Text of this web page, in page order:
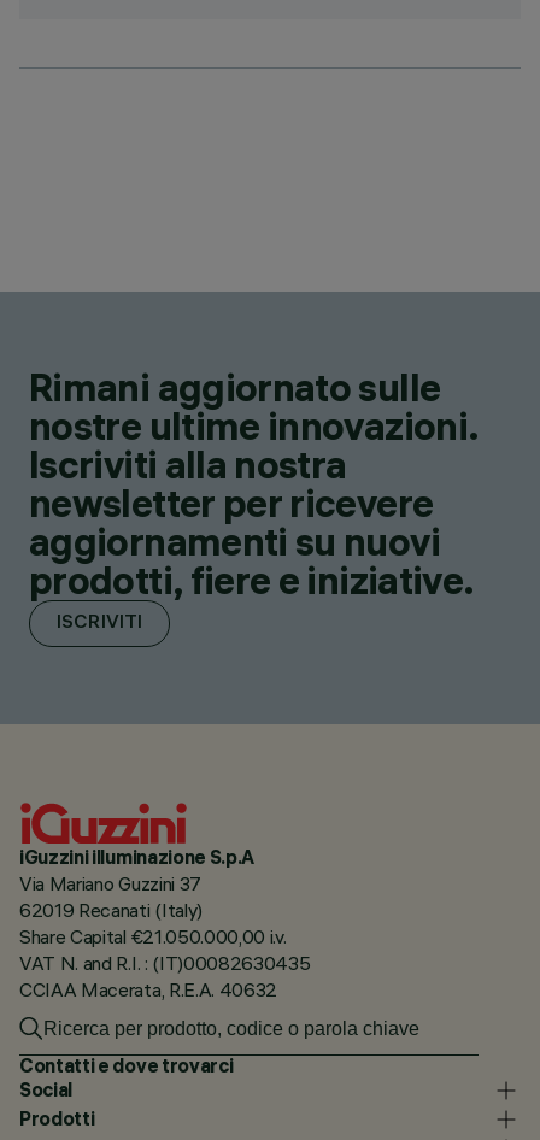
Rimani aggiornato sulle
nostre ultime innovazioni.
Iscriviti alla nostra
newsletter per ricevere
aggiornamenti su nuovi
prodotti, fiere e iniziative.
ISCRIVITI
iGuzzini illuminazione S.p.A
Via Mariano Guzzini 37
62019 Recanati (Italy)
Share Capital €21.050.000,00 i.v.
VAT N. and R.I. : (IT)00082630435
CCIAA Macerata, R.E.A. 40632
Contatti e dove trovarci
Social
Prodotti